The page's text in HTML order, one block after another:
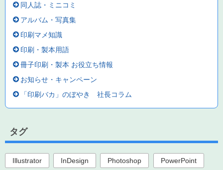
同人誌・ミニコミ
アルバム・写真集
印刷マメ知識
印刷・製本用語
冊子印刷・製本 お役立ち情報
お知らせ・キャンペーン
「印刷バカ」のぼやき 社長コラム
タグ
Illustrator InDesign Photoshop PowerPoint